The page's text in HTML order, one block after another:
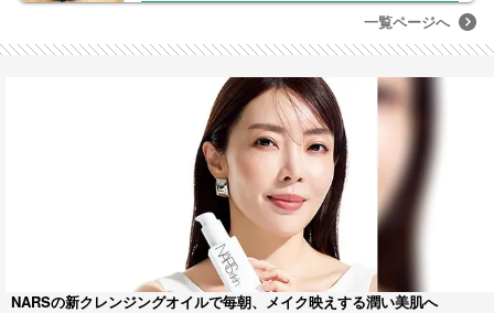
一覧ページへ
NARSの新クレンジングオイルで毎朝、メイク映えする潤い美肌へ